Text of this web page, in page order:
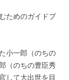
ためのガイドブ
小一郎（のちの
（のちの豊臣秀
して大出世を目